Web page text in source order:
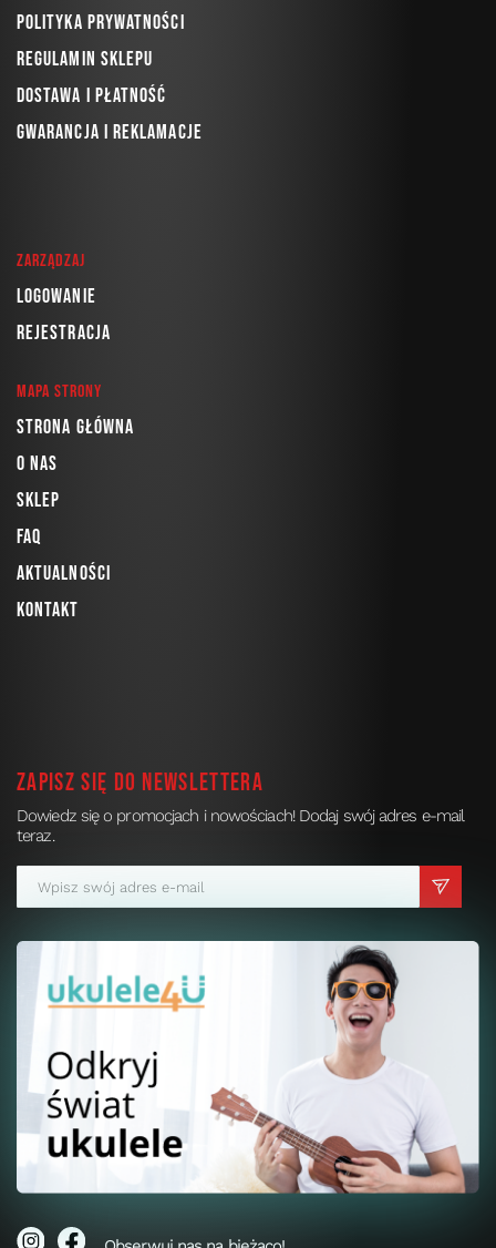
Polityka prywatności
Regulamin sklepu
Dostawa i płatność
Gwarancja i reklamacje
Zarządzaj
Logowanie
Rejestracja
Mapa strony
Strona główna
O nas
Sklep
FAQ
Aktualności
Kontakt
Zapisz się do newslettera
Dowiedz się o promocjach i nowościach! Dodaj swój adres e-mail
teraz.